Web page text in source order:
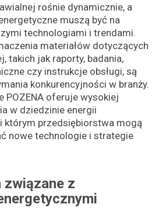
rośnie dynamicznie, a
muszą być na
technologiami i trendami.
materiałów dotyczących
takich jak raporty, badania,
czy instrukcje obsługi, są
konkurencyjności w branży.
POZENA oferuje wysokiej
w dziedzinie energii
którym przedsiębiorstwa mogą
nowe technologie i strategie
związane z